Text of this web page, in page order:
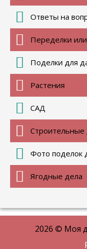
Ответы на
Переделки
Поделки для
Растения
САД
Строительные
Фото поделок
Ягодные дела
2026 © Моя